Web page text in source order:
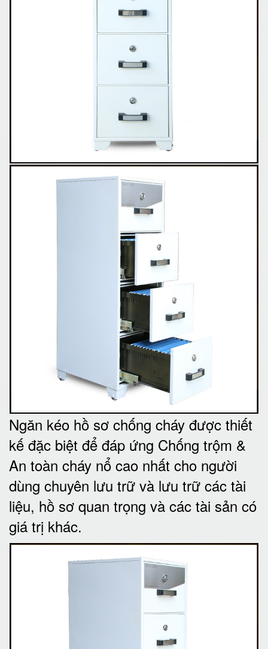
Ngăn kéo hồ sơ chống cháy được thiết
kế đặc biệt để đáp ứng Chống trộm &
An toàn cháy nổ cao nhất cho người
dùng chuyên lưu trữ và lưu trữ các tài
liệu, hồ sơ quan trọng và các tài sản có
giá trị khác.